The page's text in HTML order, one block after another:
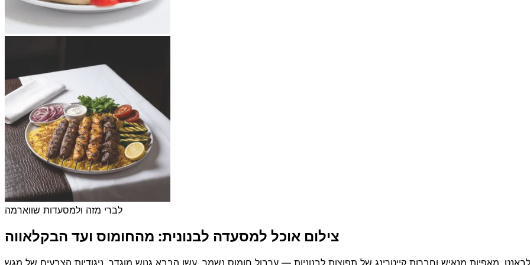
לברי מזה ולמסעדות שווארמה
צילום אוכל למסעדה לבנונית: מהחומוס ועד הבקלאווה
מאפיות מנאיש וחברות קייטרינג של תפוצות לבנוניות — ערבול חומוס נשמר, עשן הבבא גנוש מוגדר, ניגודיות הצבעים של מגש